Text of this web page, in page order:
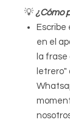
💡 ¿Cómo
Escribe
en el
la
letrero"